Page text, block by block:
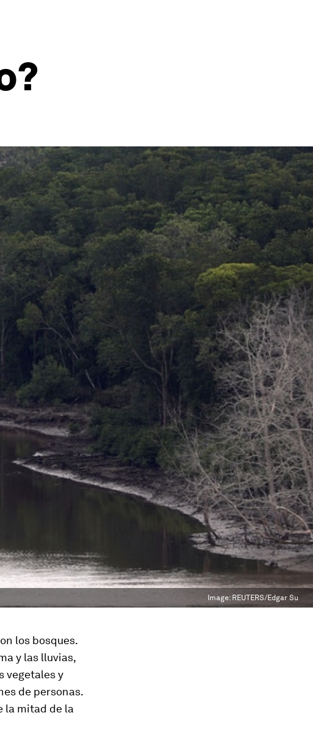
Image: REUTERS/Edgar Su
los bosques.
y las lluvias,
vegetales y
de personas.
la mitad de la